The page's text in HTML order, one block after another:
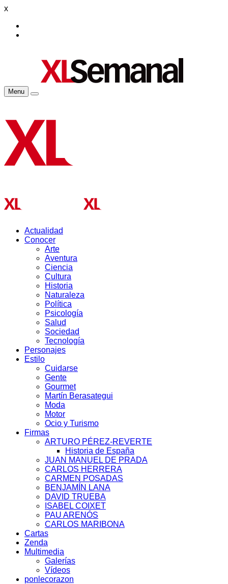
x
Menu
Actualidad
Conocer
Arte
Aventura
Ciencia
Cultura
Historia
Naturaleza
Política
Psicología
Salud
Sociedad
Tecnología
Personajes
Estilo
Cuidarse
Gente
Gourmet
Martín Berasategui
Moda
Motor
Ocio y Turismo
Firmas
ARTURO PÉREZ-REVERTE
Historia de España
JUAN MANUEL DE PRADA
CARLOS HERRERA
CARMEN POSADAS
BENJAMÍN LANA
DAVID TRUEBA
ISABEL COIXET
PAU ARENÓS
CARLOS MARIBONA
Cartas
Zenda
Multimedia
Galerías
Vídeos
ponlecorazon